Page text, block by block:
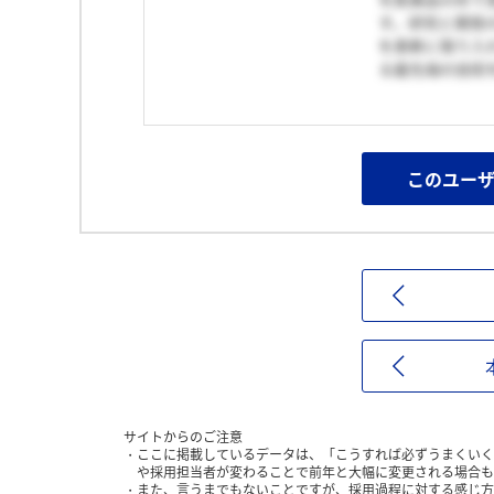
す。研究と開
を柔軟に取り
る最先端の技
このユー
サイトからのご注意
ここに掲載しているデータは、「こうすれば必ずうまくい
や採用担当者が変わることで前年と大幅に変更される場合
また、言うまでもないことですが、採用過程に対する感じ